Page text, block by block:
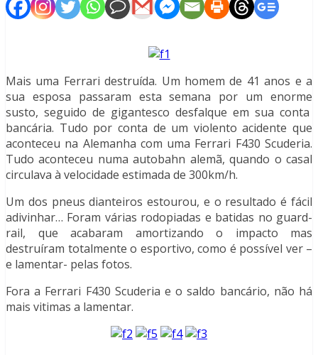
Mais uma Ferrari destruída. Um homem de 41 anos e a
sua esposa passaram esta semana por um enorme
susto, seguido de gigantesco desfalque em sua conta
bancária. Tudo por conta de um violento acidente que
aconteceu na Alemanha com uma Ferrari F430 Scuderia.
Tudo aconteceu numa autobahn alemã, quando o casal
circulava à velocidade estimada de 300km/h.
Um dos pneus dianteiros estourou, e o resultado é fácil
adivinhar… Foram várias rodopiadas e batidas no guard-
rail, que acabaram amortizando o impacto mas
destruíram totalmente o esportivo, como é possível ver –
e lamentar- pelas fotos.
Fora a Ferrari F430 Scuderia e o saldo bancário, não há
mais vitimas a lamentar.